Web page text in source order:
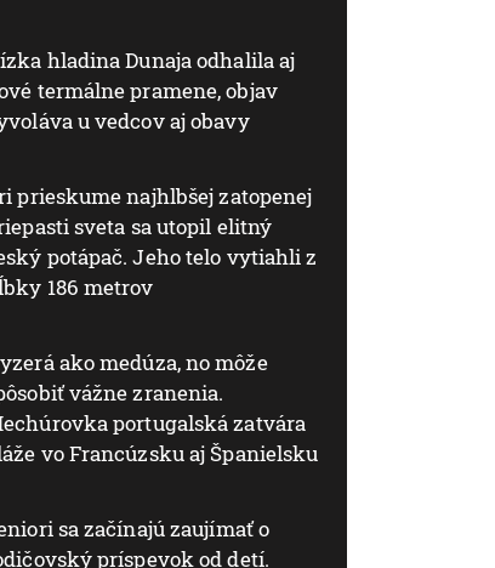
hladina Dunaja odhalila aj
termálne pramene, objav
u vedcov aj obavy
prieskume najhlbšej zatopenej
sveta sa utopil elitný
potápač. Jeho telo vytiahli z
186 metrov
ako medúza, no môže
vážne zranenia.
portugalská zatvára
vo Francúzsku aj Španielsku
sa začínajú zaujímať o
príspevok od detí.